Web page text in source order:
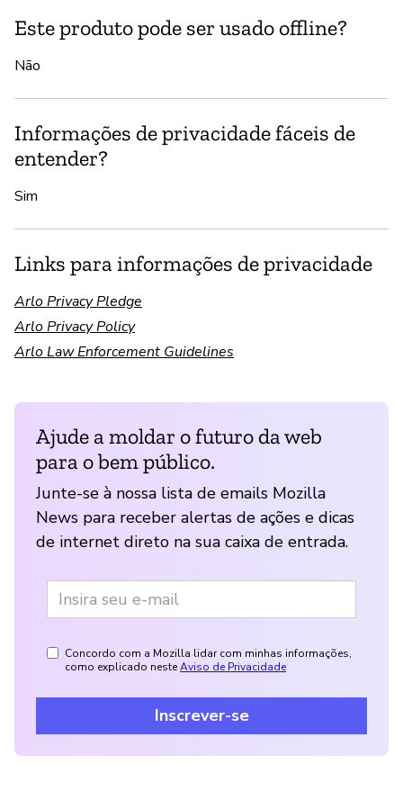
Este produto pode ser usado offline?
Não
Informações de privacidade fáceis de
entender?
Sim
Links para informações de privacidade
Arlo Privacy Pledge
Arlo Privacy Policy
Arlo Law Enforcement Guidelines
Ajude a moldar o futuro da web
para o bem público.
Junte-se à nossa lista de emails Mozilla
News para receber alertas de ações e dicas
de internet direto na sua caixa de entrada.
Concordo com a Mozilla lidar com minhas informações,
como explicado nesteAviso de Privacidade
Inscrever-se